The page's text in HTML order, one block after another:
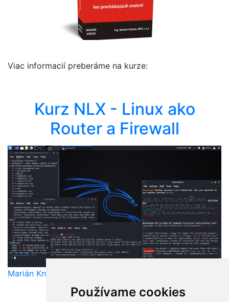
Používame cookies
Viac informacií preberáme na kurze:
Kurz NLX - Linux ako
Router a Firewall
Marián Knězek